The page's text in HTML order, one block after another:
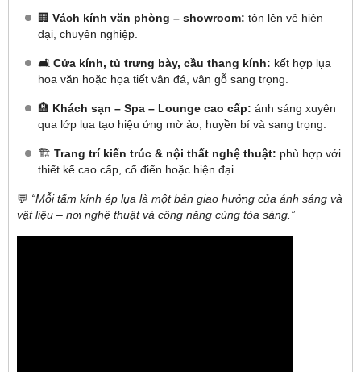
🏢 Vách kính văn phòng – showroom: tôn lên vẻ hiện
đại, chuyên nghiệp.
🛋 Cửa kính, tủ trưng bày, cầu thang kính: kết hợp lụa
hoa văn hoặc họa tiết vân đá, vân gỗ sang trọng.
🏨 Khách sạn – Spa – Lounge cao cấp: ánh sáng xuyên
qua lớp lụa tạo hiệu ứng mờ ảo, huyền bí và sang trọng.
🏗 Trang trí kiến trúc & nội thất nghệ thuật: phù hợp với
thiết kế cao cấp, cổ điển hoặc hiện đại.
💬 “Mỗi tấm kính ép lụa là một bản giao hưởng của ánh sáng và
vật liệu – nơi nghệ thuật và công năng cùng tỏa sáng.”